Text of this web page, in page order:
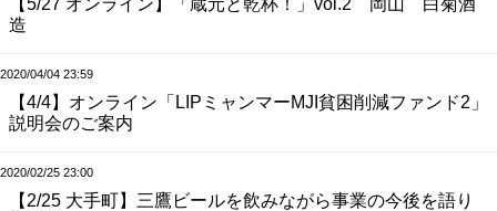
【5/27 オンライン】「蔵元と乾杯！」vol.2 岡山 白菊酒
造
2020/04/04 23:59
【4/4】オンライン「LIPミャンマーMJI貧困削減ファンド2」
説明会のご案内
2020/02/25 23:00
【2/25 大手町】三鷹ビールを飲みながら事業の今後を語り